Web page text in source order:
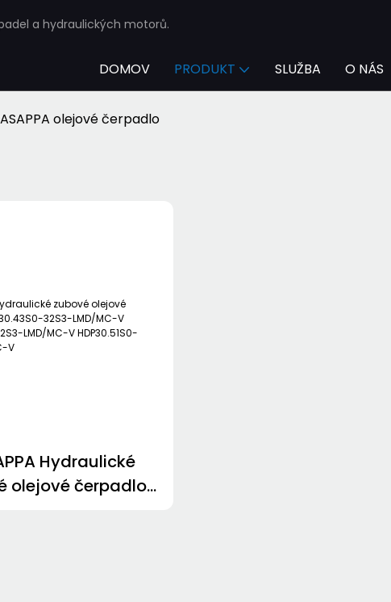
a hydraulických motorů.
DOMOV PRODUKT SLUŽBA O NÁS
olejové čerpadlo
Hydraulické
olejové čerpadlo